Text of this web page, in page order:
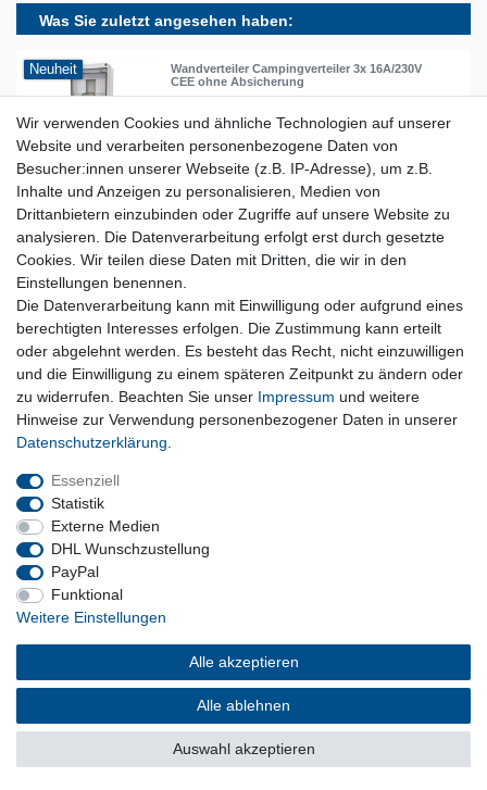
Was Sie zuletzt angesehen haben:
Neuheit
Wandverteiler Campingverteiler 3x 16A/230V
CEE ohne Absicherung
72,78 € *
In den Warenkorb
*inkl. ges. MwSt.zzgl. Versandkosten
Lieferzeit etwa 1 bis 3 Werktage
Kostenloser Versand ab 199 EURO Warenwert
30 Tage Rückgaberecht
sichere Bezahlverfahren
Barrierefreiheitserklärung
Vertrag widerrufen ImpressumDatenschutzerklärungAGB
Versand und Kosten
Wir verwenden Cookies und ähnliche Technologien auf unserer
Website und verarbeiten personenbezogene Daten von
Besucher:innen unserer Webseite (z.B. IP-Adresse), um z.B.
Inhalte und Anzeigen zu personalisieren, Medien von
Drittanbietern einzubinden oder Zugriffe auf unsere Website zu
analysieren. Die Datenverarbeitung erfolgt erst durch gesetzte
Cookies. Wir teilen diese Daten mit Dritten, die wir in den
Einstellungen benennen.
Die Datenverarbeitung kann mit Einwilligung oder aufgrund eines
berechtigten Interesses erfolgen. Die Zustimmung kann erteilt
oder abgelehnt werden. Es besteht das Recht, nicht einzuwilligen
und die Einwilligung zu einem späteren Zeitpunkt zu ändern oder
zu widerrufen. Beachten Sie unser Impressum und weitere
Hinweise zur Verwendung personenbezogener Daten in unserer
Daten­schutz­erklärung
Essenziell
Statistik
Externe Medien
DHL Wunschzustellung
PayPal
Funktional
Weitere Einstellungen
Alle akzeptieren
Alle ablehnen
Auswahl akzeptieren